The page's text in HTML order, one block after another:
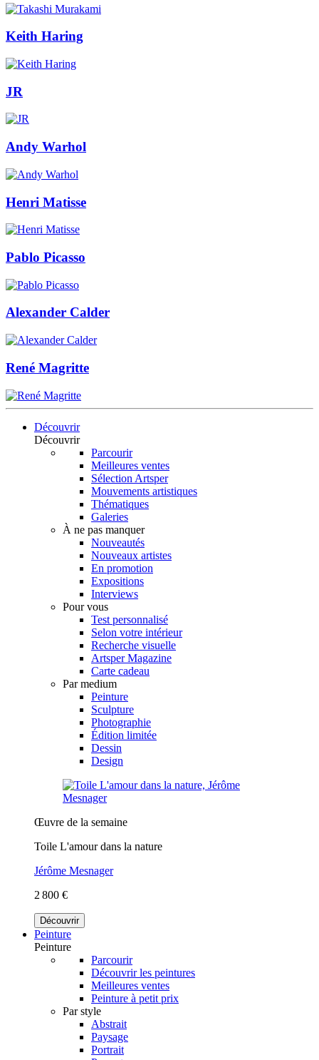
Keith Haring
JR
Andy Warhol
Henri Matisse
Pablo Picasso
Alexander Calder
René Magritte
Découvrir
Découvrir
Parcourir
Meilleures ventes
Sélection Artsper
Mouvements artistiques
Thématiques
Galeries
À ne pas manquer
Nouveautés
Nouveaux artistes
En promotion
Expositions
Interviews
Pour vous
Test personnalisé
Selon votre intérieur
Recherche visuelle
Artsper Magazine
Carte cadeau
Par medium
Peinture
Sculpture
Photographie
Édition limitée
Dessin
Design
Œuvre de la semaine
Toile L'amour dans la nature
Jérôme Mesnager
2 800 €
Découvrir
Peinture
Peinture
Parcourir
Découvrir les peintures
Meilleures ventes
Peinture à petit prix
Par style
Abstrait
Paysage
Portrait